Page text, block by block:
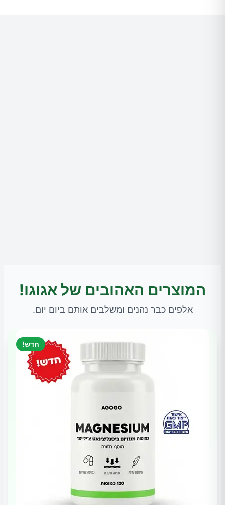
המוצרים האהובים של אגוגו!
אלפים כבר נהנים ומשלבים אותם ביום יום.
חדש!